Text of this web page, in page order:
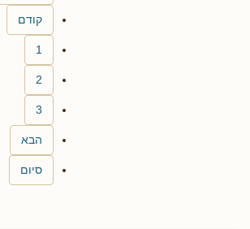
קודם
1
2
3
הבא
סיום